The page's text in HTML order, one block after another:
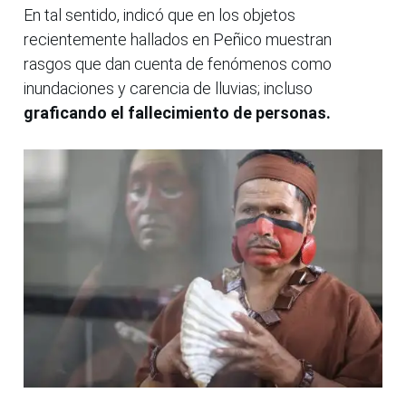
En tal sentido, indicó que en los objetos
recientemente hallados en Peñico muestran
rasgos que dan cuenta de fenómenos como
inundaciones y carencia de lluvias; incluso
graficando el fallecimiento de personas.